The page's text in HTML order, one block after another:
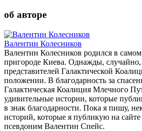
об авторе
Валентин Колесников
Валентин Колесников родился в
пригороде Киева. Однажды, случайно,
представителей Галактической
положении. В благодарность за
Галактическая Коалиция Млечного
удивительные истории, которые
в знак благодарности. Пока я пишу,
историй, которые я публикую на
псевдоним Валентин Спейс.